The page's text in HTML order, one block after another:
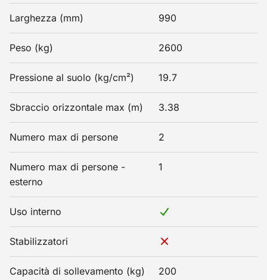
Larghezza (mm) 990
Peso (kg) 2600
Pressione al suolo (kg/cm²) 19.7
Sbraccio orizzontale max (m) 3.38
Numero max di persone 2
Numero max di persone -
esterno
1
Uso interno
Stabilizzatori
Capacità di sollevamento (kg) 200